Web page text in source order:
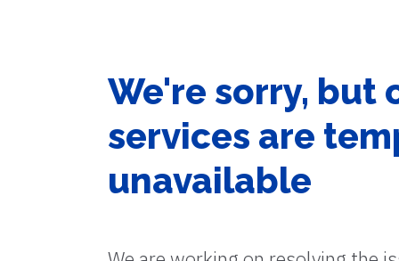
We're sorry, but
services are
unavailable